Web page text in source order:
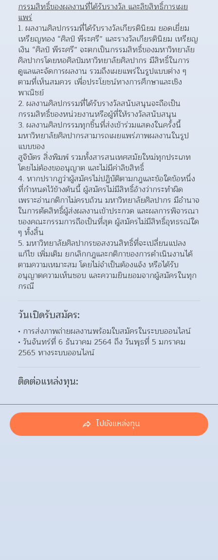
กรรมสิทธิ์ของผลงานที่ได้รับรางวัล และลิขสิทธิ์การเผย
แพร่
ผลงานศิลปกรรมที่ได้รับรางวัลเกียรตินิยม ยอดเยี่ยม
เหรียญทอง “ศิลป์ พีระศรี” และรางวัลเกียรตินิยม เหรียญ
เงิน “ศิลป์ พีระศรี” จะตกเป็นกรรมสิทธิ์ของมหาวิทยาลัย
ศิลปากรโดยหอศิลป์มหาวิทยาลัยศิลปากร มีสิทธิ์ในการ
ดูแลและจัดการผลงาน รวมถึงเผยแพร่ในรูปแบบต่าง ๆ
ตามที่เห็นสมควร เพื่อประโยชน์ทางการศึกษาและเชิง
พาณิชย์
ผลงานศิลปกรรมที่ได้รับรางวัลสนับสนุนจะถือเป็น
กรรมสิทธิ์ของหน่วยงานหรือผู้ที่ให้รางวัลสนับสนุน
ผลงานศิลปกรรมทุกชิ้นที่ส่งเข้าร่วมแสดงในครั้งนี้
มหาวิทยาลัยศิลปากรสามารถเผยแพร่ภาพผลงานในรูป
แบบของ
สูจิบัตร สิ่งพิมพ์ รวมทั้งสารสนเทศสมัยใหม่ทุกประเภท
โดยไม่ต้องขออนุญาต และไม่มีค่าลิขสิทธิ์
หากปรากฏว่าผู้สมัครไม่ปฏิบัติตามกฎและข้อใดข้อหนึ่ง
ที่กำหนดไว้ข้างต้นนี้ ผู้สมัครไม่มีสิทธิ์อ้างว่ากระทำผิด
เพราะอ่านกติกาไม่ครบถ้วน มหาวิทยาลัยศิลปากร มีอำนาจ
ในการตัดสิทธิ์ผู้ส่งผลงานเข้าประกวด และผลการพิจารณา
ของคณะกรรมการถือเป็นที่สุด ผู้สมัครไม่มีสิทธิ์อุทธรณ์ใด
ๆ ทั้งสิ้น
มหาวิทยาลัยศิลปากรขอสงวนสิทธิ์ที่จะเปลี่ยนแปลง
แก้ไข เพิ่มเติม ยกเลิกกฎและกติกาของการดำเนินงานได้
ตามความเหมาะสม โดยไม่จำเป็นต้องแจ้ง หรือได้รับ
อนุญาตความเห็นชอบ และความยินยอมจากผู้สมัครในทุก
กรณี
วันเปิดรับสมัคร:
การส่งภาพถ่ายผลงานพร้อมใบสมัครในระบบออนไลน์
วันจันทร์ที่ 6 ธันวาคม 2564 ถึง วันพุธที่ 5 มกราคม
2565 ทางระบบออนไลน์
ติดต่อแหล่งทุน:
ไปยังแหล่งทุน